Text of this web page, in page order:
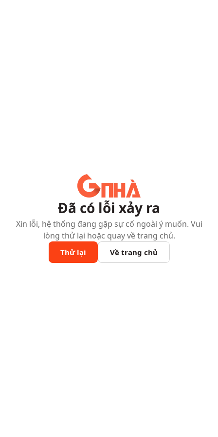
Đã có lỗi xảy ra
Xin lỗi, hệ thống đang gặp sự cố ngoài ý muốn. Vui
lòng thử lại hoặc quay về trang chủ.
Thử lại Về trang chủ